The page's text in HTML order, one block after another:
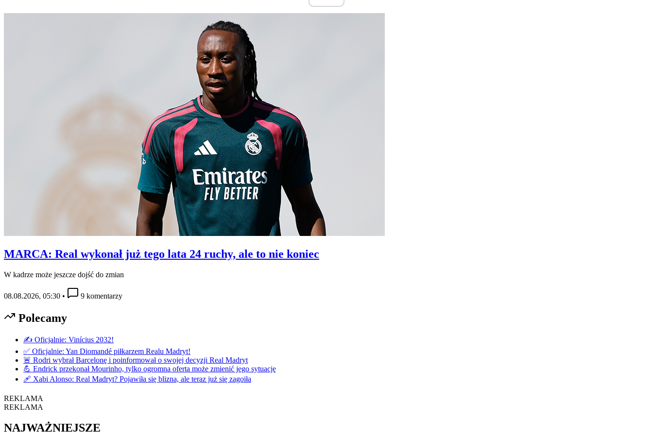
MARCA: Real wykonał już tego lata 24 ruchy, ale to nie koniec
W kadrze może jeszcze dojść do zmian
08.08.2026, 05:30 • 9 komentarzy
Polecamy
✍️ Oficjalnie: Vinícius 2032!
✅ Oficjalnie: Yan Diomandé piłkarzem Realu Madryt!
🚨 Rodri wybrał Barcelonę i poinformował o swojej decyzji Real Madryt
💪 Endrick przekonał Mourinho, tylko ogromna oferta może zmienić jego sytuację
🩹 Xabi Alonso: Real Madryt? Pojawiła się blizna, ale teraz już się zagoiła
REKLAMA
REKLAMA
NAJWAŻNIEJSZE